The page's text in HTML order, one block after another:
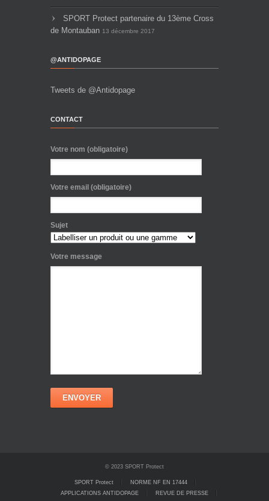
SPORT Protect partenaire du 13ème Cross
de Montauban 13 décembre 2017
@ANTIDOPAGE
Tweets de @Antidopage
CONTACT
Votre nom (obligatoire)
Votre email (obligatoire)
Sujet
Votre message
© 2023 SPORT Protect
SPORT Protect
NORME NF EN 17444
APPLICATIONS ANTIDOPAGE
REVUE DE PRESSE